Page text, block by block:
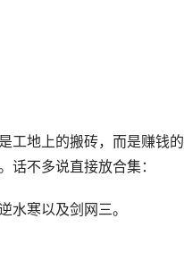
工地上的搬砖，而是赚钱
不多说直接放合集：
水寒以及剑网三。